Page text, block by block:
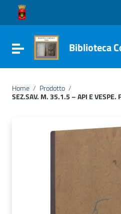
Vai ai contenuti
Vai al menu di navigazione
Vai al footer
Attiva / disattiva laBiblioteca
Home / Prodotto /
SEZ.SAV. M. 35.1.5 – API E VESPE.